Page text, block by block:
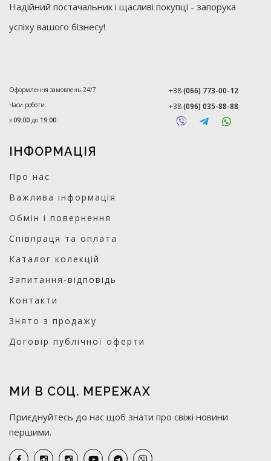
Надійний постачальник і щасливі покупці - запорука
успіху вашого бізнесу!
Оформлення замовлень 24/7
Часи роботи:
з 09:00 до 19:00
+38(066) 773-00-12
+38(096) 035-88-88
ІНФОРМАЦІЯ
Про нас
Важлива інформація
Обмін і повернення
Співпраця та оплата
Каталог колекцій
Запитання-відповідь
Контакти
Знято з продажу
Договір публічної оферти
МИ В СОЦ. МЕРЕЖАХ
Приєднуйтесь до нас щоб знати про свіжі новини
першими.